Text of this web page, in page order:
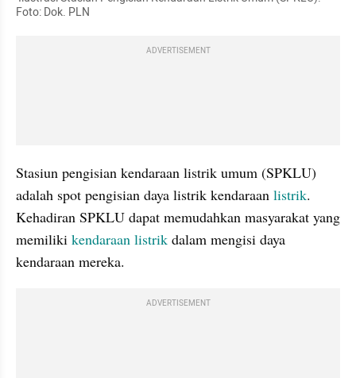
Foto: Dok. PLN
ADVERTISEMENT
Stasiun pengisian kendaraan listrik umum (SPKLU)
adalah spot pengisian daya listrik kendaraan listrik.
Kehadiran SPKLU dapat memudahkan masyarakat yang
memiliki kendaraan listrik dalam mengisi daya
kendaraan mereka.
ADVERTISEMENT